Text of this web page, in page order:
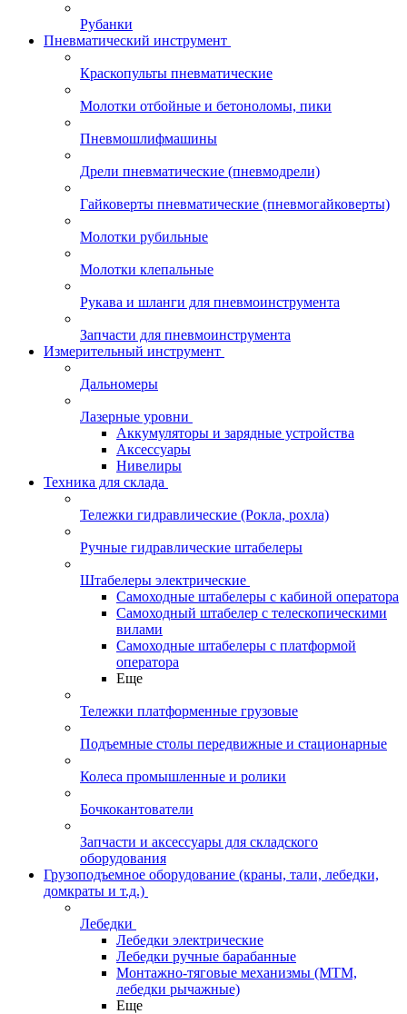
Рубанки
Пневматический инструмент
Краскопульты пневматические
Молотки отбойные и бетоноломы, пики
Пневмошлифмашины
Дрели пневматические (пневмодрели)
Гайковерты пневматические (пневмогайковерты)
Молотки рубильные
Молотки клепальные
Рукава и шланги для пневмоинструмента
Запчасти для пневмоинструмента
Измерительный инструмент
Дальномеры
Лазерные уровни
Аккумуляторы и зарядные устройства
Аксессуары
Нивелиры
Техника для склада
Тележки гидравлические (Рокла, рохла)
Ручные гидравлические штабелеры
Штабелеры электрические
Самоходные штабелеры с кабиной оператора
Самоходный штабелер с телескопическими
вилами
Самоходные штабелеры с платформой
оператора
Еще
Тележки платформенные грузовые
Подъемные столы передвижные и стационарные
Колеса промышленные и ролики
Бочкокантователи
Запчасти и аксессуары для складского
оборудования
Грузоподъемное оборудование (краны, тали, лебедки,
домкраты и т.д.)
Лебедки
Лебедки электрические
Лебедки ручные барабанные
Монтажно-тяговые механизмы (МТМ,
лебедки рычажные)
Еще